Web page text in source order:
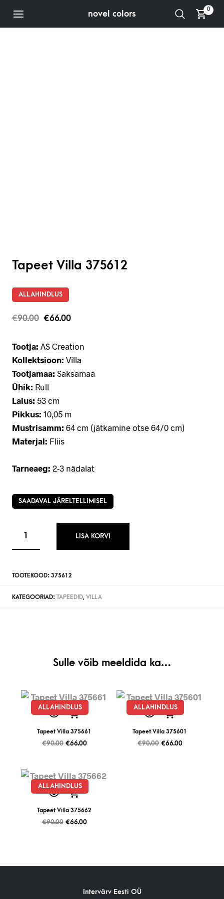
novel colors 0
Tapeet Villa 375612
ALLAHINDLUS
€90.00 €66.00
Tootja: AS Creation
Kollektsioon: Villa
Tootjamaa: Saksamaa
Ühik: Rull
Laius: 53 cm
Pikkus: 10,05 m
Mustrisamm: 64 cm (jätkamine otse 64/0 cm)
Materjal: Fliis
Tarneaeg: 2-3 nädalat
SAADAVAL JÄRELTELLIMISEL
LISA KORVI
TOOTEKOOD: 375612
KATEGOORIAD: TAPEEDID, VILLA
Sulle võib meeldida ka…
ALLAHINDLUS
Tapeet Villa 375661
€90.00 €66.00
ALLAHINDLUS
Tapeet Villa 375601
€90.00 €66.00
ALLAHINDLUS
Tapeet Villa 375662
€90.00 €66.00
Intervärv Eesti OÜ